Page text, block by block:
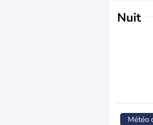
Nuit
Météo